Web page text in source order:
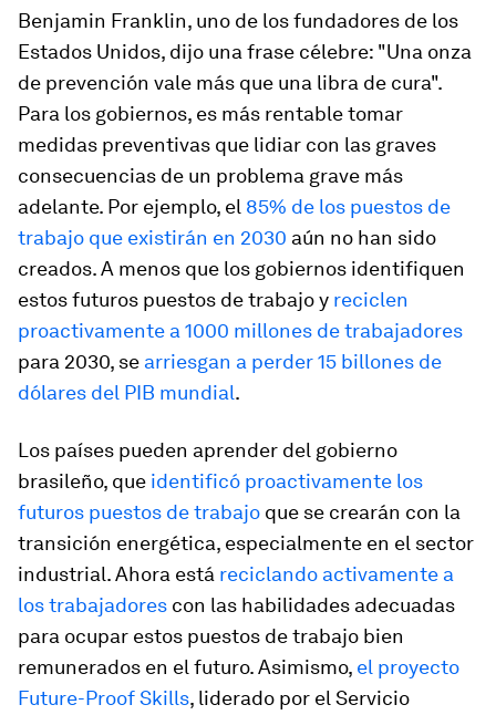
Benjamin Franklin, uno de los fundadores de los
Estados Unidos, dijo una frase célebre: "Una onza
de prevención vale más que una libra de cura".
Para los gobiernos, es más rentable tomar
medidas preventivas que lidiar con las graves
consecuencias de un problema grave más
adelante. Por ejemplo, el 85% de los puestos de
trabajo que existirán en 2030 aún no han sido
creados. A menos que los gobiernos identifiquen
estos futuros puestos de trabajo y reciclen
proactivamente a 1000 millones de trabajadores
para 2030, se arriesgan a perder 15 billones de
dólares del PIB mundial.
Los países pueden aprender del gobierno
brasileño, que identificó proactivamente los
futuros puestos de trabajo que se crearán con la
transición energética, especialmente en el sector
industrial. Ahora está reciclando activamente a
los trabajadores con las habilidades adecuadas
para ocupar estos puestos de trabajo bien
remunerados en el futuro. Asimismo, el proyecto
Future-Proof Skills, liderado por el Servicio